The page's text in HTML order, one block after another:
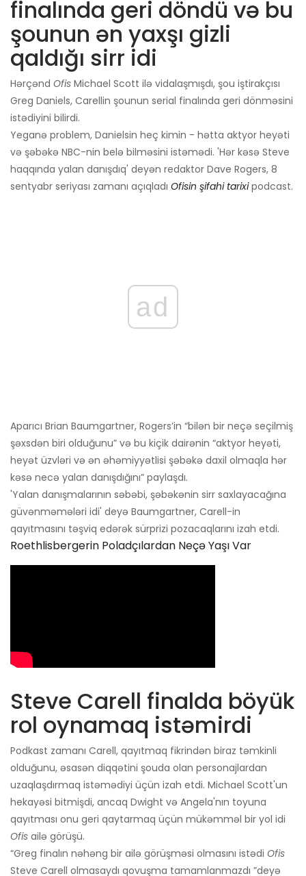
finalında geri döndü və bu
şounun ən yaxşı gizli
qaldığı sirr idi
Hərçənd Ofis Michael Scott ilə vidalaşmışdı, şou iştirakçısı
Greg Daniels, Carellin şounun serial finalında geri dönməsini
istədiyini bilirdi.
Yeganə problem, Danielsin heç kimin - hətta aktyor heyəti
və şəbəkə NBC-nin belə bilməsini istəmədi. 'Hər kəsə Steve
haqqında yalan danışdıq' deyən redaktor Dave Rogers, 8
sentyabr seriyası zamanı açıqladı Ofisin şifahi tarixi podcast.
ad
Aparıcı Brian Baumgartner, Rogers’in “bilən bir neçə seçilmiş
şəxsdən biri olduğunu” və bu kiçik dairənin “aktyor heyəti,
heyət üzvləri və ən əhəmiyyətlisi şəbəkə daxil olmaqla hər
kəsə necə yalan danışdığını” paylaşdı.
'Yalan danışmalarının səbəbi, şəbəkənin sirr saxlayacağına
güvənməmələri idi' deyə Baumgartner, Carell-in
qayıtmasını təşviq edərək sürprizi pozacaqlarını izah etdi.
Roethlisbergerin Poladçılardan Neçə Yaşı Var
Steve Carell finalda böyük
rol oynamaq istəmirdi
Podkast zamanı Carell, qayıtmaq fikrindən biraz təmkinli
olduğunu, əsasən diqqətini şouda olan personajlardan
uzaqlaşdırmaq istəmədiyi üçün izah etdi. Michael Scott'un
hekayəsi bitmişdi, ancaq Dwight və Angela'nın toyuna
qayıtması onu geri qaytarmaq üçün mükəmməl bir yol idi
Ofis ailə görüşü.
“Greg finalın nəhəng bir ailə görüşməsi olmasını istədi Ofis
Steve Carell olmasaydı qovuşma tamamlanmazdı ”deyə